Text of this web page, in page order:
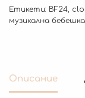
Етикети: BF24
музикална
Описание